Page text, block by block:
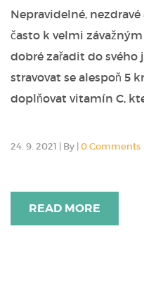
Nepravidelné,
často k velmi
dobré zařadit do svého
stravovat se alespoň 5
doplňovat vitamín C,
24. 9. 2021 | By | 0 Comments
READ MORE